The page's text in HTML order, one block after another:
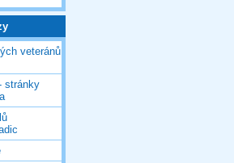
veteránů
stránky